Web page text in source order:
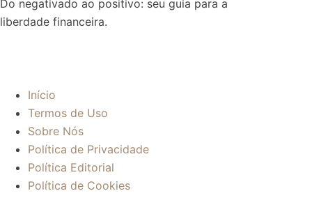
Do negativado ao positivo: seu guia para a
liberdade financeira.
Início
Termos de Uso
Sobre Nós
Política de Privacidade
Política Editorial
Política de Cookies